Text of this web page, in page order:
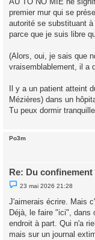
premier mur qui se
autorité se substituant
parce que je suis libre
(Alors, oui, je sais que
vraisemblablement, il a
Il y a un patient atteint
Mézières) dans un
Tu peux dormir tranquille.
Po3m
Re: Du confinement
M
e
s
s
a
g
e
n
23 mai 2026 21:28
J'aimerais écrire. Mais
Déjà, le faire "ici", dans
endroit à part. Qui n'a
mais sur un journal